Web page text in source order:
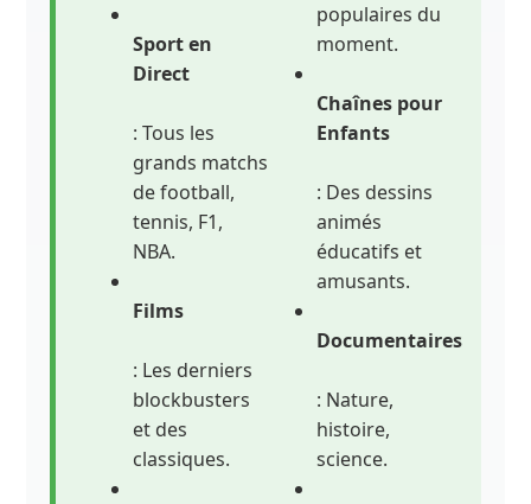
Sport en
Direct
: Tous les
grands matchs
de football,
tennis, F1,
NBA.
Films
: Les derniers
blockbusters
et des
classiques.
populaires du
moment.
Chaînes pour
Enfants
: Des dessins
animés
éducatifs et
amusants.
Documentaires
: Nature,
histoire,
science.